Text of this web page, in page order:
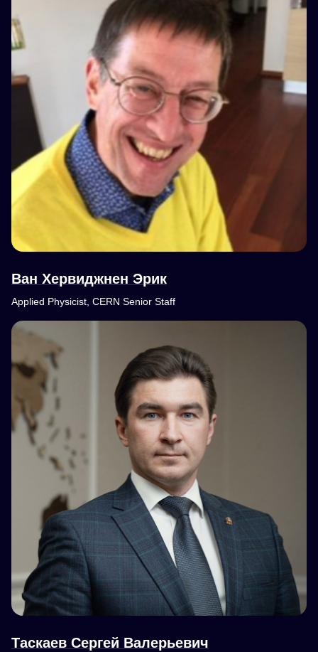
Ван Хервиджнен Эрик
Applied Physicist, CERN Senior Staff
Таскаев Сергей Валерьевич